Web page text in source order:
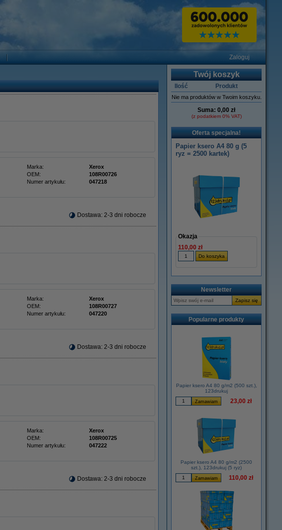
Zaloguj
Marka:
Xerox
OEM:
108R00726
Numer artykułu:
047218
Dostawa: 2-3 dni robocze
Marka:
Xerox
OEM:
108R00727
Numer artykułu:
047220
Dostawa: 2-3 dni robocze
Marka:
Xerox
OEM:
108R00725
Numer artykułu:
047222
Dostawa: 2-3 dni robocze
Twój koszyk
Ilość Produkt
Nie ma produktów w Twoim koszyku.
Suma: 0,00 zł
(z podatkiem 0% VAT)
Oferta specjalna!
Papier ksero A4 80 g (5
ryz = 2500 kartek)
Okazja
110,00 zł
Newsletter
Popularne produkty
Papier ksero A4 80 g/m2 (500 szt.),
123drukuj
23,00 zł
Papier ksero A4 80 g/m2 (2500
szt.), 123drukuj (5 ryz)
110,00 zł